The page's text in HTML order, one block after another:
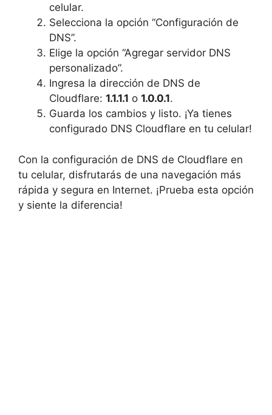
celular.
Selecciona la opción “Configuración de
DNS”.
Elige la opción “Agregar servidor DNS
personalizado”.
Ingresa la dirección de DNS de
Cloudflare: 1.1.1.1 o 1.0.0.1.
Guarda los cambios y listo. ¡Ya tienes
configurado DNS Cloudflare en tu celular!
Con la configuración de DNS de Cloudflare en
tu celular, disfrutarás de una navegación más
rápida y segura en Internet. ¡Prueba esta opción
y siente la diferencia!